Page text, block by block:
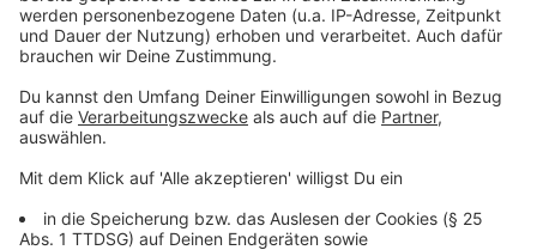
Wenn irgendwo auf der Welt jemand mit der eigenen
Spende gerettet werden kann, ist das ein großer
Glücksfall. Dann hat man in fünf Schritten die Chance,
ein Leben retten:
Die DKMS setzt sich mit der Person in Verbindung
"Möchtest du überhaupt spenden?"